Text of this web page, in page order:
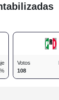
Votos
108